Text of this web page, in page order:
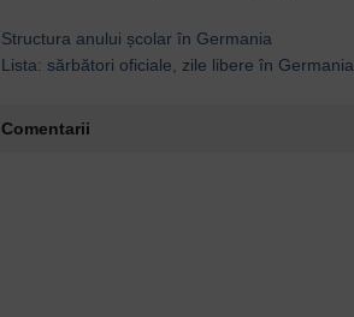
Structura anului școlar în Germania
Lista: sărbători oficiale, zile libere în Germania
Comentarii